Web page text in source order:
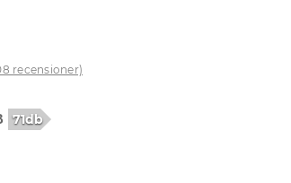
recensioner)
71db